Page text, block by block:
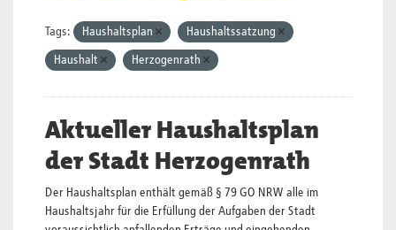
Tags: Haushaltsplan Haushaltssatzung
Haushalt Herzogenrath
Aktueller Haushaltsplan
der Stadt Herzogenrath
Der Haushaltsplan enthält gemäß § 79 GO NRW alle im
Haushaltsjahr für die Erfüllung der Aufgaben der Stadt